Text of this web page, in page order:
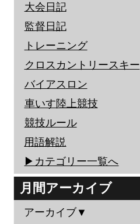
大会日記
監督日記
トレーニング
クロスカントリースキー
バイアスロン
車いす陸上競技
競技ルール
用語解説
▶︎カテゴリー一覧へ
月間アーカイブ
アーカイブ▼